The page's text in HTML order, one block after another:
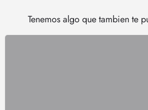
Tenemos algo que tambien te